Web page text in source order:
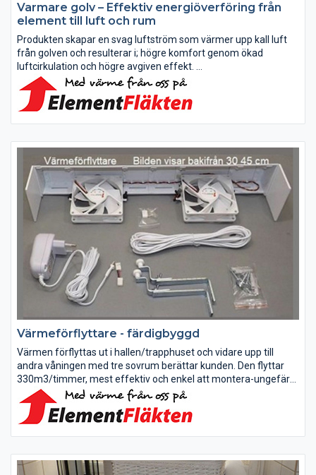
Varmare golv – Effektiv energiöverföring från
element till luft och rum
Produkten skapar en svag luftström som värmer upp kall luft
från golven och resulterar i; högre komfort genom ökad
luftcirkulation och högre avgiven effekt.
Tex; Får ner och fördelar värmen som ”fastnar” vid taket
Trapphus, etage-lägenhet,...
Värmeförflyttare - färdigbyggd
Värmen förflyttas ut i hallen/trapphuset och vidare upp till
andra våningen med tre sovrum berättar kunden. Den flyttar
330m3/timmer, mest effektiv och enkel att montera-ungefär
som man monterar en gardinstång.
Du som eldar mycket i kamin,...